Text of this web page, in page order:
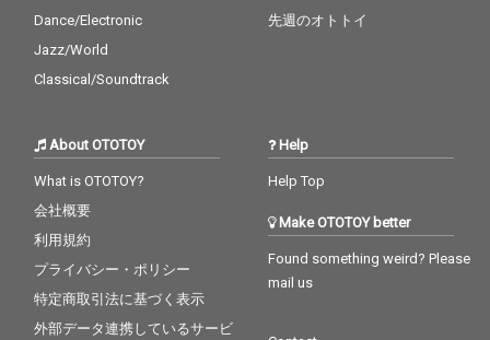
Dance/Electronic
Jazz/World
Classical/Soundtrack
先週のオトトイ
About OTOTOY
What is OTOTOY?
会社概要
利用規約
プライバシー・ポリシー
特定商取引法に基づく表示
外部データ連携しているサービ
Help
Help Top
Make OTOTOY better
Found something weird? Please
mail us